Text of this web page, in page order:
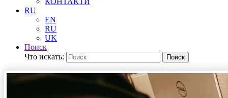
RU
EN
RU
UK
Поиск
Что искать:
Поиск